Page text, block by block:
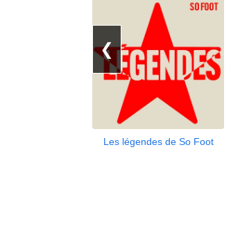
❮
Les légendes de So Foot